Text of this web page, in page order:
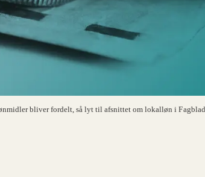
bliver fordelt, så lyt til afsnittet om lokalløn i